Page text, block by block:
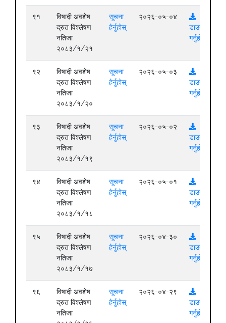
९१
विषादी अवशेष
द्रुत विश्लेषण
नतिजा
२०८३/१/२१
सूचना
हेर्नुहोस्
२०२६-०५-०४
डाउनलोड
गर्नुहोस्
९२
विषादी अवशेष
द्रुत विश्लेषण
नतिजा
२०८३/१/२०
सूचना
हेर्नुहोस्
२०२६-०५-०३
डाउनलोड
गर्नुहोस्
९३
विषादी अवशेष
द्रुत विश्लेषण
नतिजा
२०८३/१/१९
सूचना
हेर्नुहोस्
२०२६-०५-०२
डाउनलोड
गर्नुहोस्
९४
विषादी अवशेष
द्रुत विश्लेषण
नतिजा
२०८३/१/१८
सूचना
हेर्नुहोस्
२०२६-०५-०१
डाउनलोड
गर्नुहोस्
९५
विषादी अवशेष
द्रुत विश्लेषण
नतिजा
२०८३/१/१७
सूचना
हेर्नुहोस्
२०२६-०४-३०
डाउनलोड
गर्नुहोस्
९६
विषादी अवशेष
द्रुत विश्लेषण
नतिजा
सूचना
हेर्नुहोस्
२०२६-०४-२९
डाउनलोड
गर्नुहोस्